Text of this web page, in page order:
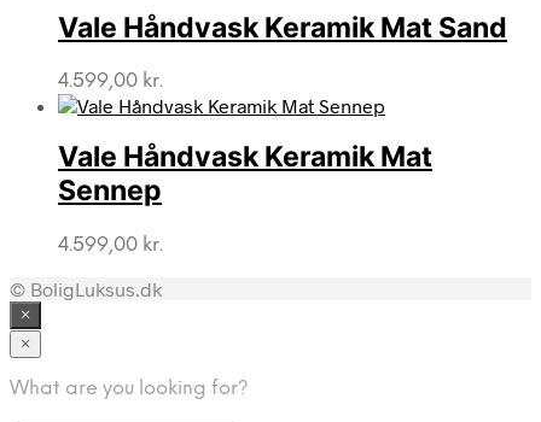
Vale Håndvask Keramik Mat Sand
4.599,00 kr.
Vale Håndvask Keramik Mat
Sennep
4.599,00 kr.
© BoligLuksus.dk
×
×
What are you looking for?